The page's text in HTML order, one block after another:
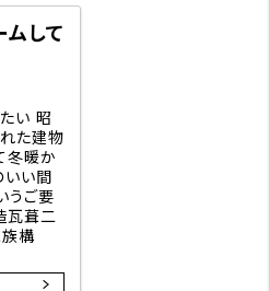
して
い 昭
た建物
冬暖か
いい間
うご要
瓦葺二
構